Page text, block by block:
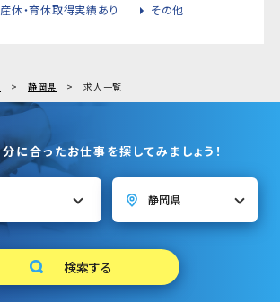
産休・育休取得実績あり その他
静岡県 求人一覧
分に合ったお仕事を探してみましょう！